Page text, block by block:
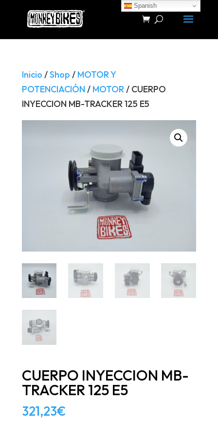
Búsqueda
productos
Inicio /Shop / MOTOR Y
POTENCIACIÓN / MOTOR/ CUERPO
INYECCION MB-TRACKER 125 E5
CUERPO INYECCION MB-
TRACKER 125 E5
321,23€
Spanish